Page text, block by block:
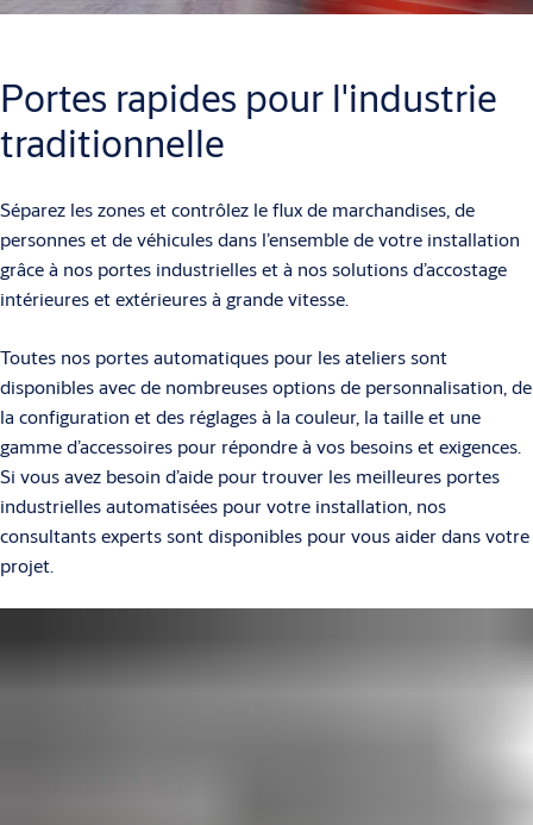
Portes rapides pour l'industrie
traditionnelle
Séparez les zones et contrôlez le flux de marchandises, de
personnes et de véhicules dans l’ensemble de votre installation
grâce à nos portes industrielles et à nos solutions d’accostage
intérieures et extérieures à grande vitesse.
Toutes nos portes automatiques pour les ateliers sont
disponibles avec de nombreuses options de personnalisation, de
la configuration et des réglages à la couleur, la taille et une
gamme d’accessoires pour répondre à vos besoins et exigences.
Si vous avez besoin d’aide pour trouver les meilleures portes
industrielles automatisées pour votre installation, nos
consultants experts sont disponibles pour vous aider dans votre
projet.